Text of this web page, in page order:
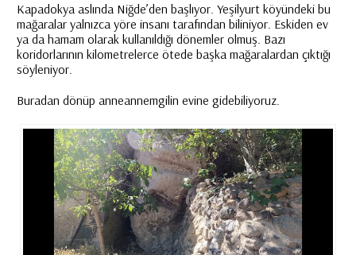
Kapadokya aslında Niğde’den başlıyor. Yeşilyurt köyündeki bu
mağaralar yalnızca yöre insanı tarafından biliniyor. Eskiden ev
ya da hamam olarak kullanıldığı dönemler olmuş. Bazı
koridorlarının kilometrelerce ötede başka mağaralardan çıktığı
söyleniyor.
Buradan dönüp anneannemgilin evine gidebiliyoruz.